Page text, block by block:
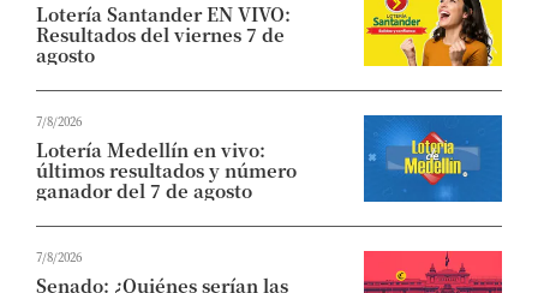
Lotería Santander EN VIVO:
Resultados del viernes 7 de
agosto
7/8/2026
Lotería Medellín en vivo:
últimos resultados y número
ganador del 7 de agosto
7/8/2026
Senado: ¿Quiénes serían las